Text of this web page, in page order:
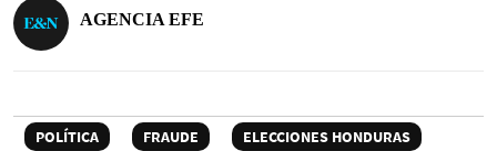
AGENCIA EFE
POLÍTICA FRAUDE
ELECCIONES HONDURAS